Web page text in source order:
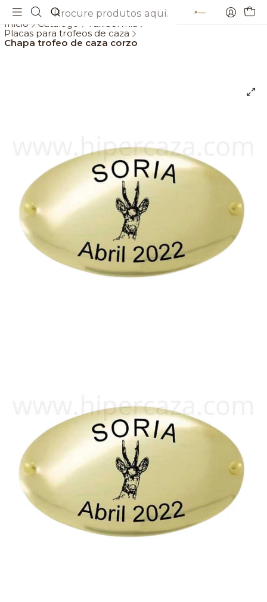
Início Catálogo
Placas para trofeos de caza
Chapa trofeo de caza corzo